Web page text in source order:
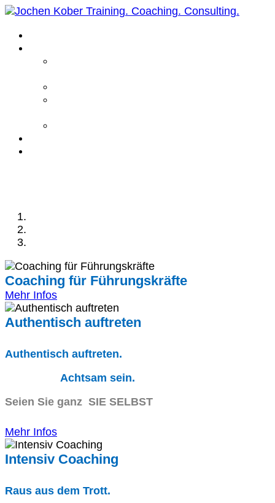
Coaching für Führungskräfte
Mehr Infos
Authentisch auftreten
Authentisch auftreten.
Achtsam sein.
Seien Sie ganz SIE SELBST
Mehr Infos
Intensiv Coaching
Raus aus dem Trott.